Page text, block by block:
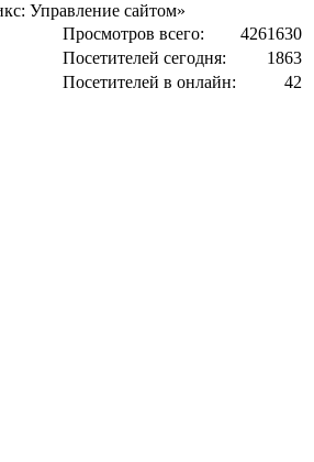
Управление сайтом»
Просмотров всего:
4261630
Посетителей сегодня:
1863
Посетителей в онлайн:
42